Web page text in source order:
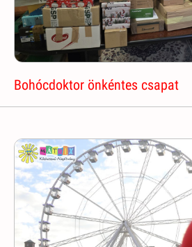
Bohócdoktor önkéntes csapat